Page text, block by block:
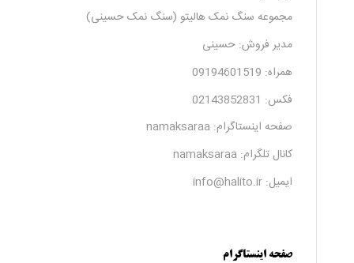
مجموعه سنگ نمک هالیتو (سنگ نمک حسینی)
مدیر فروش: حسینی
همراه: 09194601519
فکس: 02143852831
صفحه اینستاگرام: namaksaraa
کانال تلگرام: namaksaraa
ایمیل: info@halito.ir
صفحه اینستاگرام